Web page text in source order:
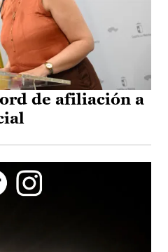
de afiliación a